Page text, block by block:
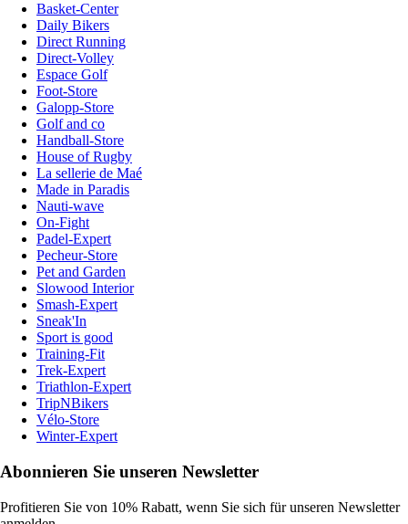
Basket-Center
Daily Bikers
Direct Running
Direct-Volley
Espace Golf
Foot-Store
Galopp-Store
Golf and co
Handball-Store
House of Rugby
La sellerie de Maé
Made in Paradis
Nauti-wave
On-Fight
Padel-Expert
Pecheur-Store
Pet and Garden
Slowood Interior
Smash-Expert
Sneak'In
Sport is good
Training-Fit
Trek-Expert
Triathlon-Expert
TripNBikers
Vélo-Store
Winter-Expert
Abonnieren Sie unseren Newsletter
Profitieren Sie von 10% Rabatt, wenn Sie sich für unseren Newsletter